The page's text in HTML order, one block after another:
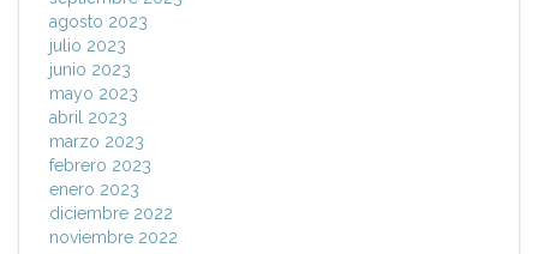
agosto 2023
julio 2023
junio 2023
mayo 2023
abril 2023
marzo 2023
febrero 2023
enero 2023
diciembre 2022
noviembre 2022